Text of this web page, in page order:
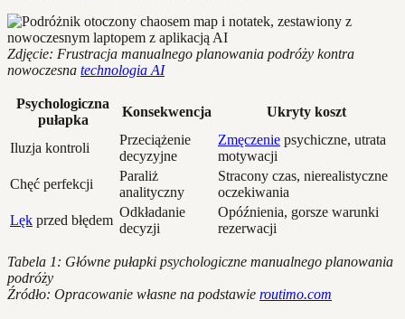
Zdjęcie: Frustracja manualnego planowania podróży kontra
nowoczesna technologia AI
Psychologiczna
pułapka
Konsekwencja Ukryty koszt
Iluzja kontroli
Przeciążenie
decyzyjne
Zmęczenie psychiczne, utrata
motywacji
Chęć perfekcji
Paraliż
analityczny
Stracony czas, nierealistyczne
oczekiwania
Lęk przed błędem
Odkładanie
decyzji
Opóźnienia, gorsze warunki
rezerwacji
Tabela 1: Główne pułapki psychologiczne manualnego planowania
podróży
Źródło: Opracowanie własne na podstawie routimo.com